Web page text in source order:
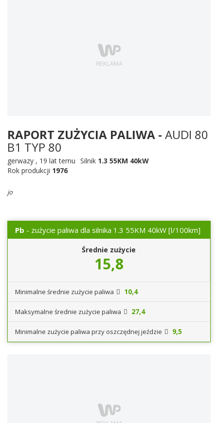
RAPORT ZUŻYCIA PALIWA - AUDI 80
B1 TYP 80
gerwazy , 19 lat temu Silnik 1.3 55KM 40kW
Rok produkcji 1976
jo
Pb - zużycie paliwa dla silnika 1.3 55KM 40kW [l/100km]
Średnie zużycie
15,8
Minimalne średnie zużycie paliwa 10,4
Maksymalne średnie zużycie paliwa 27,4
Minimalne zużycie paliwa przy oszczędnej jeździe 9,5